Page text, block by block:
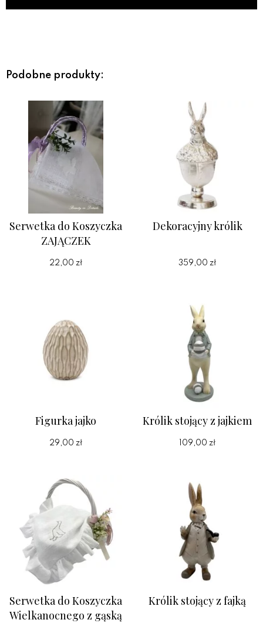
Podobne produkty:
Serwetka do Koszyczka
ZAJĄCZEK
22,00 zł
Dekoracyjny królik
359,00 zł
Figurka jajko
29,00 zł
Królik stojący z jajkiem
109,00 zł
Serwetka do Koszyczka
Wielkanocnego z gąską
Królik stojący z fajką